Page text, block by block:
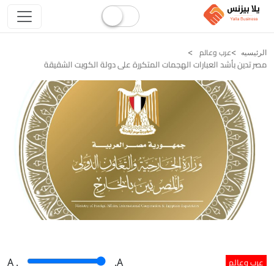
الرئيسيه عرب وعالم
مصر تدين بأشد العبارات الهجمات المتكررة على دولة الكويت الشقيقة
عرب وعالم A . .A